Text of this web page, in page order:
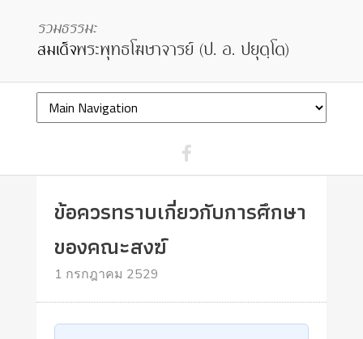
ข้อควรทราบเกี่ยวกับการศึกษา
ของคณะสงฆ์
1 กรกฎาคม 2529